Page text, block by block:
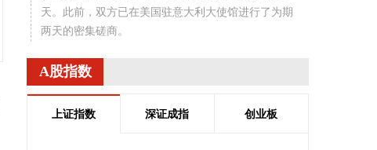
天。此前，双方已在美国驻意大利大使馆进行了为期
两天的密集磋商。
沙特利雅得航空公司6日宣布，该公司与中国民航信
息网络股份有限公司（中国航信）近日签署分销合作
A股指数
上证指数 深证成指 创业板